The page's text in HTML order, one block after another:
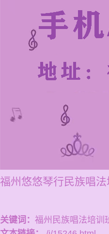
福州悠悠琴行民族唱
关键词： 福州民族唱法培训